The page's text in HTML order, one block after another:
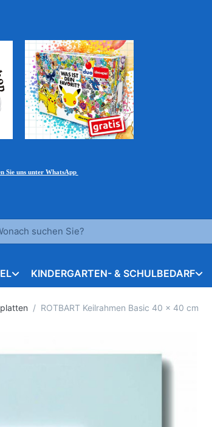
Sie uns unter WhatsApp
KINDERGARTEN- & SCHULBEDARF
ROTBART Keilrahmen Basic 40 x 40 cm